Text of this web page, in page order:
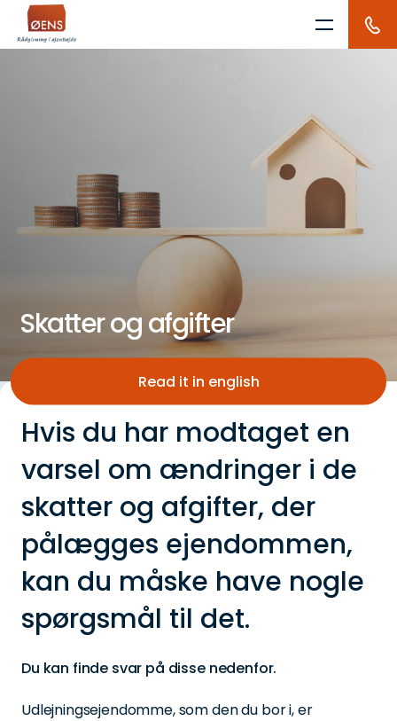
Skip
content
Skatter og afgifter
Read it in english
Hvis du har modtaget en
varsel om ændringer i de
skatter og afgifter, der
pålægges ejendommen,
kan du måske have nogle
spørgsmål til det.
Du kan finde svar på disse nedenfor.
Udlejningsejendomme, som den du bor i, er